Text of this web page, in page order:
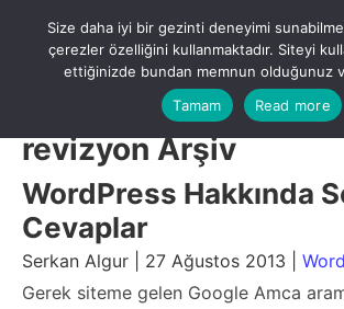
content
revizyon Arşiv
WordPress Hakkında
Cevaplar
Serkan Algur | 27 Ağustos 2013 |
Gerek siteme gelen Google Amca
Size daha iyi bir gezinti deneyimi
çerezler özelliğini kullanmaktadır. Siteyi
ettiğinizde bundan memnun olduğunuz
Tamam
Read more